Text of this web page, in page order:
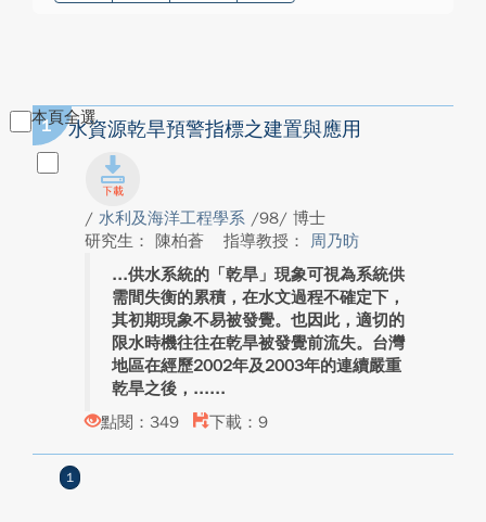
本頁全選
1 水資源乾旱預警指標之建置與應用
/ 水利及海洋工程學系 /98/ 博士
研究生： 陳柏蒼
指導教授： 周乃昉
供水系統的「乾旱」現象可視為系統供
需間失衡的累積，在水文過程不確定下，
其初期現象不易被發覺。也因此，適切的
限水時機往往在乾旱被發覺前流失。台灣
地區在經歷2002年及2003年的連續嚴重
乾旱之後，...
點閱：349
下載：9
1